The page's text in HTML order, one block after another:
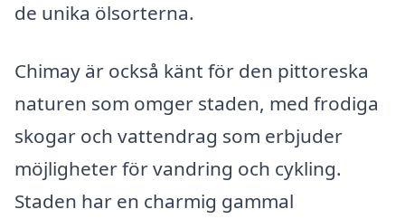
de unika ölsorterna.
Chimay är också känt för den pittoreska
naturen som omger staden, med frodiga
skogar och vattendrag som erbjuder
möjligheter för vandring och cykling.
Staden har en charmig gammal